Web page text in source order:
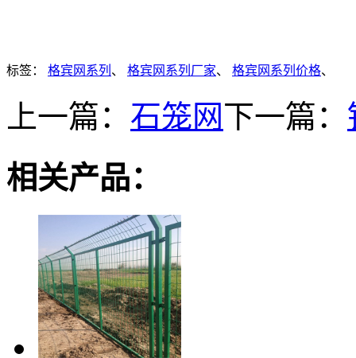
标签： 格宾网系列 、 格宾网系列厂家、 格宾网系列价格、
上一篇： 石笼网下一篇：
相关产品：